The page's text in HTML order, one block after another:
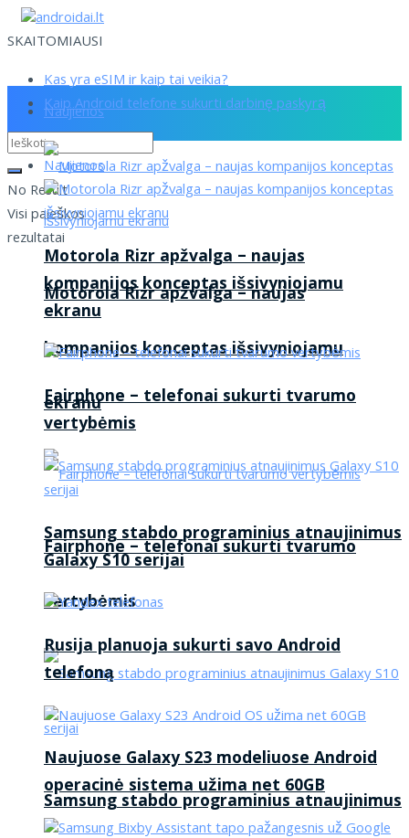
SKAITOMIAUSI
Kas yra eSIM ir kaip tai veikia?
Kaip Android telefone sukurti darbinę paskyrą
No Result
Visi paieškos
rezultatai
Naujienos
Motorola Rizr apžvalga – naujas
kompanijos konceptas išsivyniojamu
ekranu
Fairphone – telefonai sukurti tvarumo
vertybėmis
Samsung stabdo programinius atnaujinimus
Naujienos
Motorola Rizr apžvalga – naujas
kompanijos konceptas išsivyniojamu
ekranu
Fairphone – telefonai sukurti tvarumo
vertybėmis
Samsung stabdo programinius atnaujinimus
Galaxy S10 serijai
Rusija planuoja sukurti savo Android
telefoną
Naujuose Galaxy S23 modeliuose Android
operacinė sistema užima net 60GB